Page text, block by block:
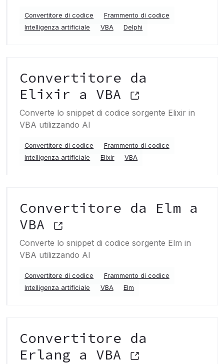
Convertitore di codice
Frammento di codice
Intelligenza artificiale
VBA Delphi
Convertitore da
Elixir a VBA
Converte lo snippet di codice sorgente Elixir in
VBA utilizzando AI
Convertitore di codice
Frammento di codice
Intelligenza artificiale
Elixir VBA
Convertitore da Elm a
VBA
Converte lo snippet di codice sorgente Elm in
VBA utilizzando AI
Convertitore di codice
Frammento di codice
Intelligenza artificiale
VBA Elm
Convertitore da
Erlang a VBA